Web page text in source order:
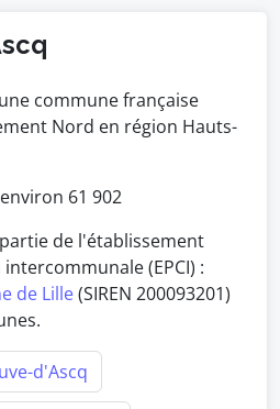
commune française
Nord en région Hauts-
61 902
de l'établissement
(EPCI) :
de Lille(SIREN 200093201)
d'Ascq